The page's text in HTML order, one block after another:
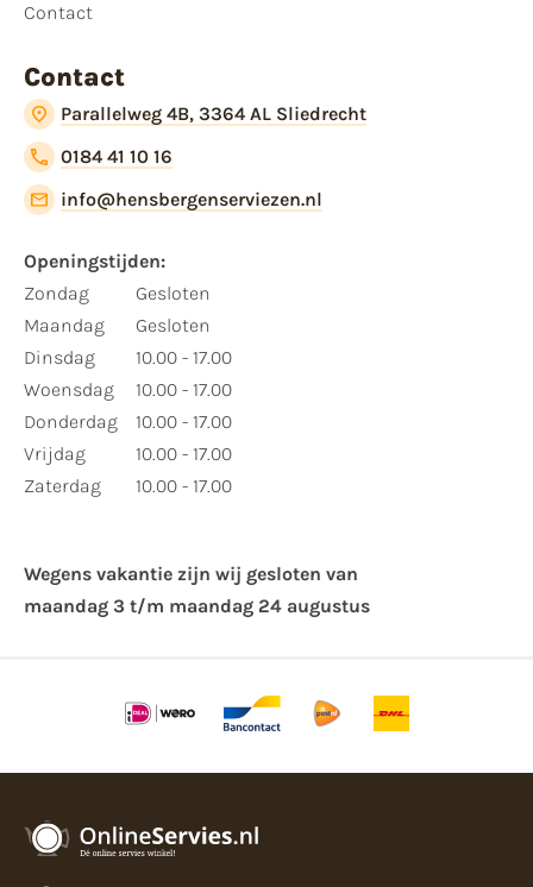
Contact
Contact
Parallelweg 4B, 3364 AL Sliedrecht
0184 41 10 16
info@hensbergenserviezen.nl
Openingstijden:
Zondag
Maandag
Dinsdag
Woensdag
Donderdag
Vrijdag
Zaterdag
Gesloten
Gesloten
10.00 - 17.00
10.00 - 17.00
10.00 - 17.00
10.00 - 17.00
10.00 - 17.00
Wegens vakantie zijn wij gesloten van ​
maandag 3 t/m maandag 24 augustus